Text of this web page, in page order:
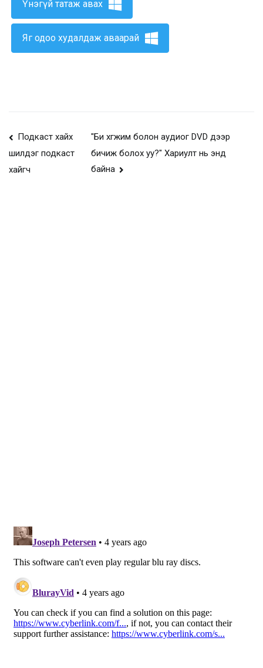
Үнэгүй татаж авах
Яг одоо худалдаж аваарай
Нийтлэлийн
навигаци
Подкаст хайх
шилдэг подкаст
хайгч
"Би хөгжим болон аудиог DVD дээр
бичиж болох уу?" Хариулт нь энд
байна